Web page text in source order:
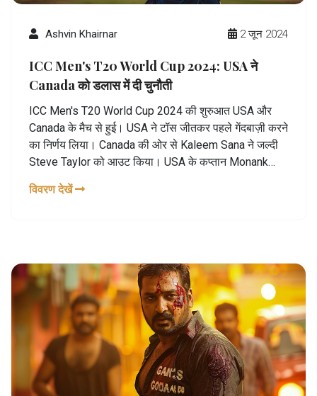
Ashvin Khairnar 2 जून 2024
ICC Men's T20 World Cup 2024: USA ने
Canada को डलास में दी चुनौती
ICC Men's T20 World Cup 2024 की शुरुआत USA और
Canada के मैच से हुई। USA ने टॉस जीतकर पहले गेंदबाज़ी करने
का निर्णय लिया। Canada की ओर से Kaleem Sana ने जल्दी
Steve Taylor को आउट किया। USA के कप्तान Monank
Dhaliwal ने टूर्नामेंट का पहला अर्धशतक पूरा किया।
विवरण देखें